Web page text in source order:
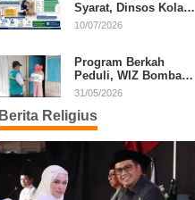
Syarat, Dinsos Kolaka
Sosialisasikan
10/07/2026
Program Berkah
Peduli, WIZ Bombana
Bantu Lansia dan
31/05/2026
Berita Religius